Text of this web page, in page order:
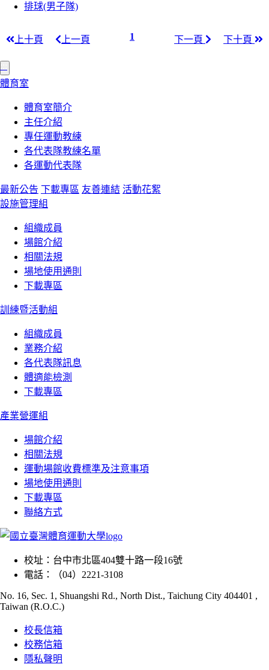
排球(男子隊)
上十頁 上一頁 下一頁 下十頁
1
:::
體育室
體育室簡介
主任介紹
專任運動教練
各代表隊教練名單
各運動代表隊
最新公告 下載專區 友善連結 活動花絮
設施管理組
組織成員
場館介紹
相關法規
場地使用通則
下載專區
訓練暨活動組
組織成員
業務介紹
各代表隊訊息
體適能檢測
下載專區
產業營運組
場館介紹
相關法規
運動場館收費標準及注意事項
場地使用通則
下載專區
聯絡方式
校址： 台中市北區404雙十路一段16號
電話：
（04）2221-3108
No. 16, Sec. 1, Shuangshi Rd., North Dist., Taichung City 404401 ,
Taiwan (R.O.C.)
校長信箱
校務信箱
隱私聲明